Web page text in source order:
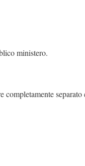
ministero.
separato